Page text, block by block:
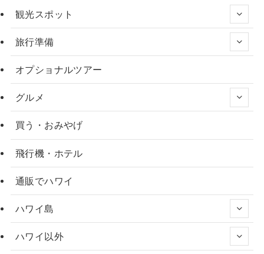
観光スポット
旅行準備
オプショナルツアー
グルメ
買う・おみやげ
飛行機・ホテル
通販でハワイ
ハワイ島
ハワイ以外